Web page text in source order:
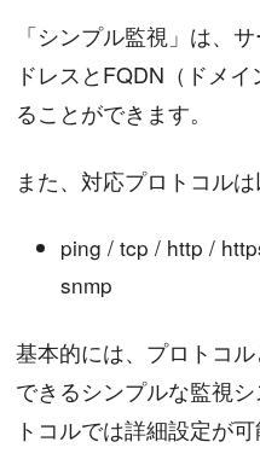
「シンプル監視」は、
ドレスとFQDN（ドメ
ることができます。
また、対応プロトコルは
ping / tcp / http /
snmp
基本的には、プロトコ
できるシンプルな監視
トコルでは詳細設定が可